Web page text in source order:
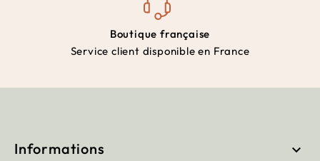
Boutique française
Service client disponible en France
Informations 